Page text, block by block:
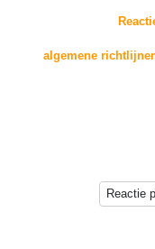
Door op de knop "
algemene
Reactie